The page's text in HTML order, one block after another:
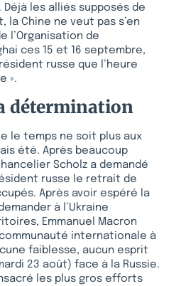
les alliés supposés de
la Chine ne veut pas s’en
l’Organisation de
ces 15 et 16 septembre,
russe que l’heure
».
détermination
le temps ne soit plus aux
été. Après beaucoup
Scholz a demandé
russe le retrait de
Après avoir espéré la
à l’Ukraine
Emmanuel Macron
internationale à
faiblesse, aucun esprit
23 août) face à la Russie.
les plus gros efforts